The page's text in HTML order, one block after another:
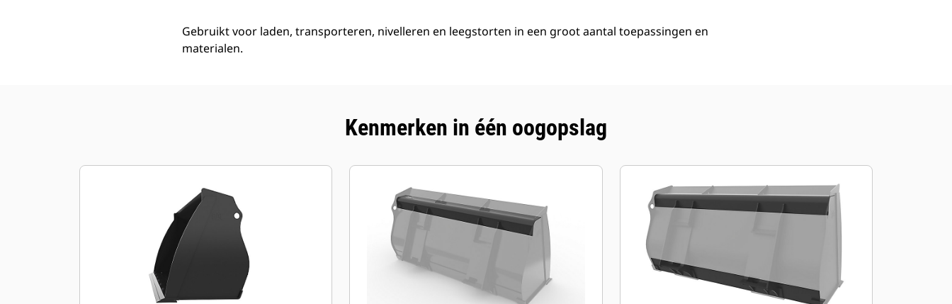
Gebruikt voor laden, transporteren, nivelleren en leegstorten in een groot aantal toepassingen en
materialen.
Kenmerken in één oogopslag